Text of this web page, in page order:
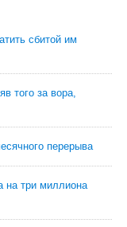
сбитой им
того за вора,
перерыва
на три миллиона